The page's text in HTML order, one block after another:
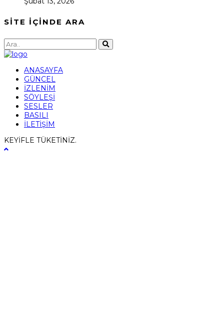
SİTE İÇİNDE ARA
ANASAYFA
GÜNCEL
İZLENİM
SÖYLEŞİ
SESLER
BASILI
İLETİŞİM
KEYİFLE TÜKETİNİZ.